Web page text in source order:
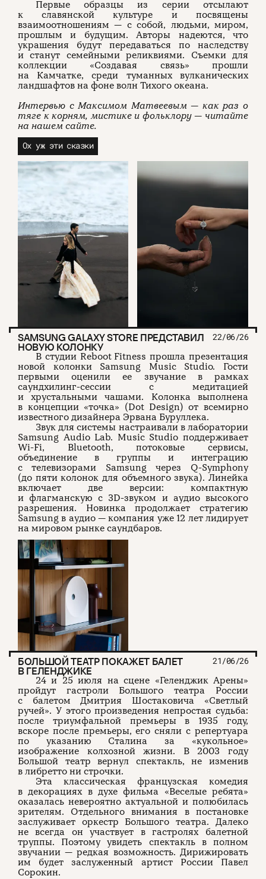
Первые образцы из серии отсылают
к славянской культуре и посвящены
взаимоотношениям — с собой, людьми, миром,
прошлым и будущим. Авторы надеются, что
украшения будут передаваться по наследству
и станут семейными реликвиями. Съемки для
коллекции «Создавая связь» прошли
на Камчатке, среди туманных вулканических
ландшафтов на фоне волн Тихого океана.
Интервью с Максимом Матвеевым — как раз о
тяге к корням, мистике и фольклору — читайте
на нашем сайте.
Ох уж эти сказки
SAMSUNG GALAXY STORE ПРЕДСТАВИЛ
НОВУЮ КОЛОНКУ
22/06/26
В студии Reboot Fitness прошла презентация
новой колонки Samsung Music Studio. Гости
первыми оценили ее звучание в рамках
саундхилинг-сессии с медитацией
и хрустальными чашами. Колонка выполнена
в концепции «точка» (Dot Design) от всемирно
известного дизайнера Эрвана Буруллека.
Звук для системы настраивали в лаборатории
Samsung Audio Lab. Music Studio поддерживает
Wi-Fi, Bluetooth, потоковые сервисы,
объединение в группы и интеграцию
с телевизорами Samsung через Q-Symphony
(до пяти колонок для объемного звука). Линейка
включает две версии: компактную
и флагманскую с 3D-звуком и аудио высокого
разрешения. Новинка продолжает стратегию
Samsung в аудио — компания уже 12 лет лидирует
на мировом рынке саундбаров.
БОЛЬШОЙ ТЕАТР ПОКАЖЕТ БАЛЕТ
В ГЕЛЕНДЖИКЕ
21/06/26
24 и 25 июля на сцене «Геленджик Арены»
пройдут гастроли Большого театра России
с балетом Дмитрия Шостаковича «Светлый
ручей». У этого произведения непростая судьба:
после триумфальной премьеры в 1935 году,
вскоре после премьеры, его сняли с репертуара
по указанию Сталина за «кукольное»
изображение колхозной жизни. В 2003 году
Большой театр вернул спектакль, не изменив
в либретто ни строчки.
Эта классическая французская комедия
в декорациях в духе фильма «Веселые ребята»
оказалась невероятно актуальной и полюбилась
зрителям. Отдельного внимания в постановке
заслуживает оркестр Большого театра. Далеко
не всегда он участвует в гастролях балетной
труппы. Поэтому увидеть спектакль в полном
звучании — редкая возможность. Дирижировать
им будет заслуженный артист России Павел
Сорокин.